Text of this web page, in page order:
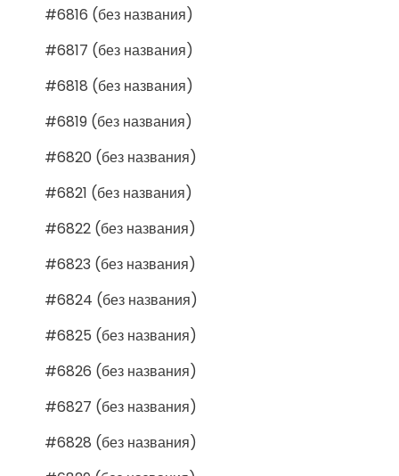
#6816 (без названия)
#6817 (без названия)
#6818 (без названия)
#6819 (без названия)
#6820 (без названия)
#6821 (без названия)
#6822 (без названия)
#6823 (без названия)
#6824 (без названия)
#6825 (без названия)
#6826 (без названия)
#6827 (без названия)
#6828 (без названия)